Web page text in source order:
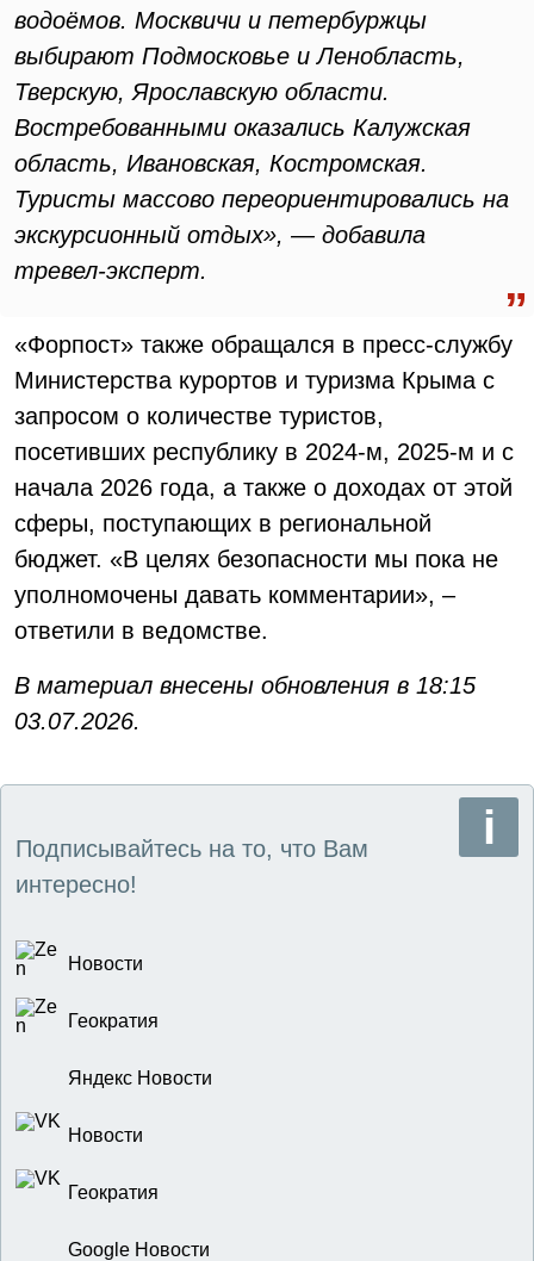
водоёмов. Москвичи и петербуржцы
выбирают Подмосковье и Ленобласть,
Тверскую, Ярославскую области.
Востребованными оказались Калужская
область, Ивановская, Костромская.
Туристы массово переориентировались на
экскурсионный отдых», — добавила
тревел-эксперт.
«Форпост» также обращался в пресс-службу
Министерства курортов и туризма Крыма с
запросом о количестве туристов,
посетивших республику в 2024-м, 2025-м и с
начала 2026 года, а также о доходах от этой
сферы, поступающих в региональной
бюджет. «В целях безопасности мы пока не
уполномочены давать комментарии», –
ответили в ведомстве.
В материал внесены обновления в 18:15
03.07.2026.
Подписывайтесь на то, что Вам
интересно!
Новости
Геократия
Яндекс Новости
Новости
Геократия
Google Новости